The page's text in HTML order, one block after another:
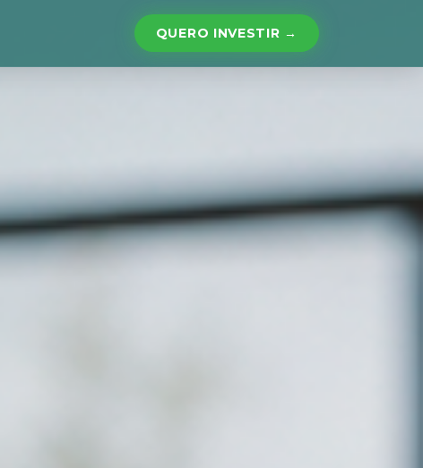
QUERO INVESTIR →